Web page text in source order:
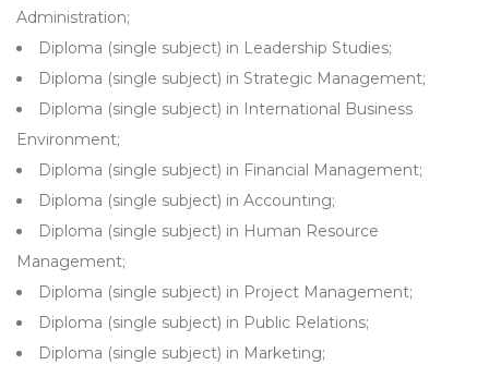
Administration;
Diploma (single subject) in Leadership Studies;
Diploma (single subject) in Strategic Management;
Diploma (single subject) in International Business
Environment;
Diploma (single subject) in Financial Management;
Diploma (single subject) in Accounting;
Diploma (single subject) in Human Resource
Management;
Diploma (single subject) in Project Management;
Diploma (single subject) in Public Relations;
Diploma (single subject) in Marketing;